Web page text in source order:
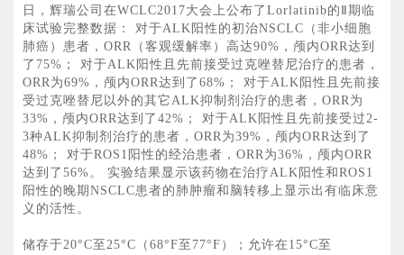
日，辉瑞公司在WCLC2017大会上公布了Lorlatinib的Ⅱ期临
床试验完整数据： 对于ALK阳性的初治NSCLC（非小细胞
肺癌）患者，ORR（客观缓解率）高达90%，颅内ORR达到
了75%； 对于ALK阳性且先前接受过克唑替尼治疗的患者，
ORR为69%，颅内ORR达到了68%； 对于ALK阳性且先前接
受过克唑替尼以外的其它ALK抑制剂治疗的患者，ORR为
33%，颅内ORR达到了42%； 对于ALK阳性且先前接受过2-
3种ALK抑制剂治疗的患者，ORR为39%，颅内ORR达到了
48%； 对于ROS1阳性的经治患者，ORR为36%，颅内ORR
达到了56%。 实验结果显示该药物在治疗ALK阳性和ROS1
阳性的晚期NSCLC患者的肺肿瘤和脑转移上显示出有临床意
义的活性。
储存于20°C至25°C（68°F至77°F）；允许在15°C至